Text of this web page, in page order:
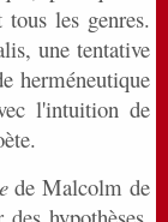
les genres.
une tentative
herméneutique
l'intuition de
de Malcolm de